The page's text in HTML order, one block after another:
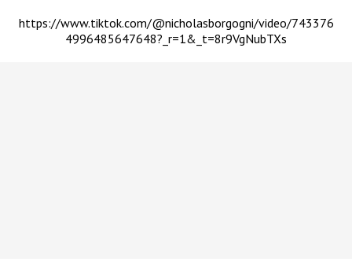
https://www.tiktok.com/@nicholasborgogni/video/743376
4996485647648?_r=1&_t=8r9VgNubTXs